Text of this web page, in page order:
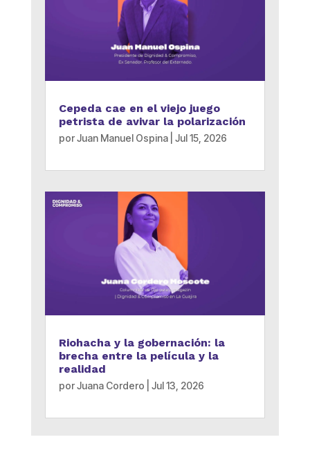
Cepeda cae en el viejo juego
petrista de avivar la polarización
porJuan Manuel Ospina| Jul 15, 2026
Riohacha y la gobernación: la
brecha entre la película y la
realidad
porJuana Cordero Jul 13, 2026